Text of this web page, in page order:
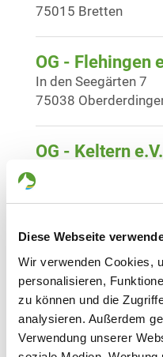
Diese Webseite
Wir verwenden Cookies,
personalisieren,
zu können und die
analysieren. Außerdem
Verwendung unserer
75015 Bretten
OG - Flehingen
In den Seegärten 7
75038
OG - Keltern e.V.
OG -
Helmsheimerstr. 55
76646 Bruchsal
OG -
Wurmbergerstr. 62